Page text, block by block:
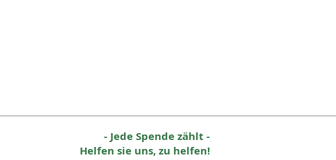
- Jede Spende zählt -
Helfen sie uns, zu helfen!